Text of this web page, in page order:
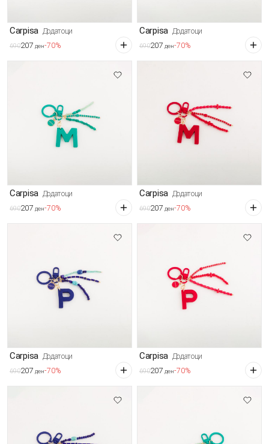
Carpisa Додатоци
690207 ден-70%
Carpisa Додатоци
690207 ден-70%
Carpisa Додатоци
690207 ден-70%
Carpisa Додатоци
690207 ден-70%
Carpisa Додатоци
690207 ден-70%
Carpisa Додатоци
690207 ден-70%